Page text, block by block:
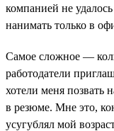
компанией не
нанимать только в
Самое сложное —
работодатели
хотели меня позвать
в резюме. Мне это,
усугублял мой